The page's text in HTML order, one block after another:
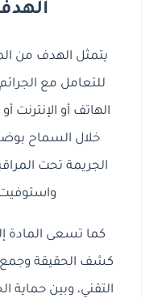
للتعامل مع
الهاتف أو الإنترنت
خلال السماح
الجريمة تحت
واستوفيت
كما تسعى المادة
كشف الحقيقة وجمع
التقني، وبين